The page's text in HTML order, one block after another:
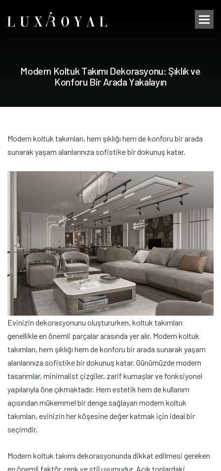
Modern Koltuk Takımı Dekorasyonu: Şıklıkve
Konforu Bir Arada Yakalayın
Modern koltuk takımları, hem şıklığı hem de konforu bir arada
sunarak yaşam alanlarınıza sofistike bir dokunuş katar.
Evinizin dekorasyonunu oluştururken, koltuk takımları
genellikle en önemli parçalar arasında yer alır. Modern koltuk
takımları, hem şıklığı hem de konforu bir arada sunarak yaşam
alanlarınıza sofistike bir dokunuş katar. Günümüzde modern
tasarımlar, minimalist çizgiler, zarif kumaşlar ve fonksiyonel
yapılarıyla öne çıkmaktadır. Hem estetik hem de kullanım
açısından mükemmel bir denge sağlayan modern koltuk
takımları, evinizin her köşesine değer katmak için ideal bir
seçimdir.
Modern koltuk takımı dekorasyonunda dikkat edilmesi gereken
en önemli faktör, renk ve stil uyumudur. Açık tonlardaki